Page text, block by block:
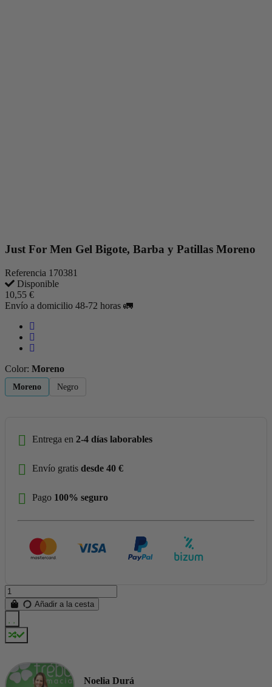
Just For Men Gel Bigote, Barba y Patillas Moreno
Referencia 170381
Disponible
10,55 €
Envío a domicilio 48-72 horas 🚛
Color: Moreno
Moreno Negro
Entrega en 2-4 días laborables
Envío gratis desde 40 €
Pago 100% seguro
Añadir a la cesta
Noelia Durá